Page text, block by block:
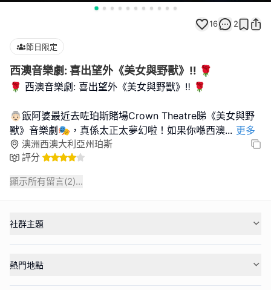
16 2
節日限定
西澳音樂劇: 喜出望外《美女與野獸》‼️ 🌹
🌹 西澳音樂劇: 喜出望外《美女與野獸》‼️ 🌹
👵🏻飯阿婆最近去咗珀斯賭場Crown Theatre睇《美女與野
獸》音樂劇🎭，真係太正太夢幻啦！如果你喺西澳... 更多
澳洲西澳大利亞州珀斯
評分
顯示所有留言(2)...
社群主題
熱門地點